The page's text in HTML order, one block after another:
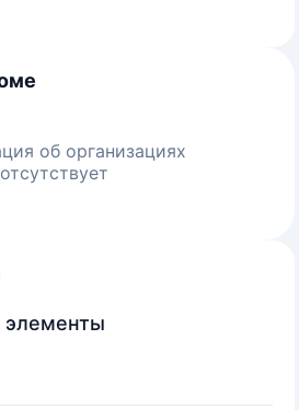
об организациях
отсутствует
элементы